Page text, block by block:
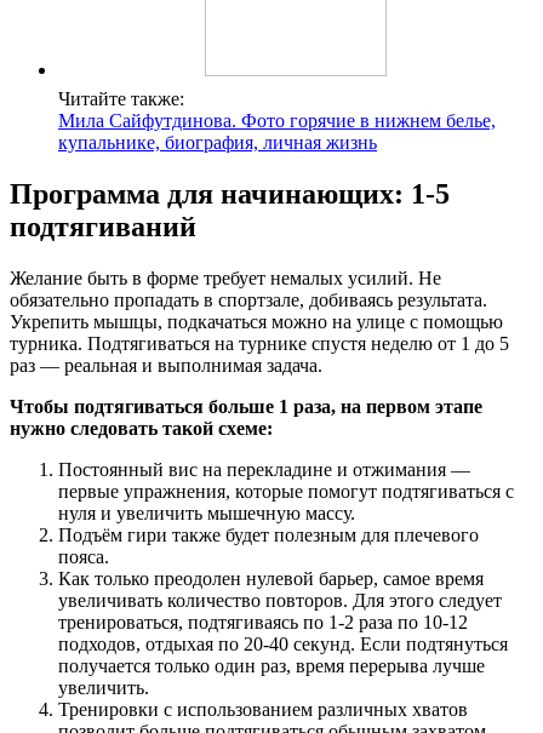
Читайте также:
Мила Сайфутдинова. Фото горячие в нижнем белье,
купальнике, биография, личная жизнь
Программа для начинающих: 1-5
подтягиваний
Желание быть в форме требует немалых усилий. Не
обязательно пропадать в спортзале, добиваясь результата.
Укрепить мышцы, подкачаться можно на улице с помощью
турника. Подтягиваться на турнике спустя неделю от 1 до 5
раз — реальная и выполнимая задача.
Чтобы подтягиваться больше 1 раза, на первом этапе
нужно следовать такой схеме:
Постоянный вис на перекладине и отжимания —
первые упражнения, которые помогут подтягиваться с
нуля и увеличить мышечную массу.
Подъём гири также будет полезным для плечевого
пояса.
Как только преодолен нулевой барьер, самое время
увеличивать количество повторов. Для этого следует
тренироваться, подтягиваясь по 1-2 раза по 10-12
подходов, отдыхая по 20-40 секунд. Если подтянуться
получается только один раз, время перерыва лучше
увеличить.
Тренировки с использованием различных хватов